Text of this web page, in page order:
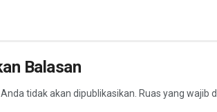
Balasan
tidak akan dipublikasikan. Ruas yang wajib